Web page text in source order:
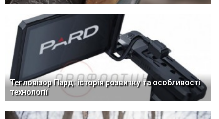
Тепловізор Пард: історія розвитку та особливості
технології